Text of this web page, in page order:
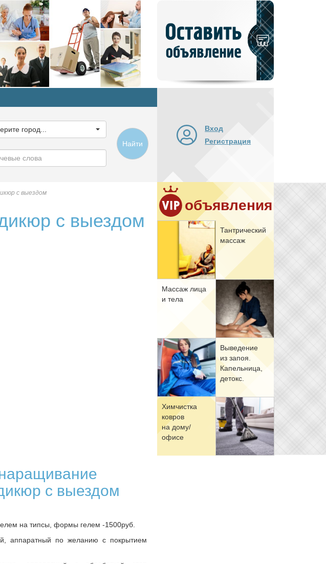
объявление
город...
Найти
Вход
Регистрация
объявления
Тан­три­че­ский
мас­саж
Мас­саж ли­ца
и те­ла
Вы­ве­де­ние
из за­поя.
Ка­пель­ни­ца,
де­токс.
Хим­чист­ка
ков­ров
на до­му/
офи­се
с выездом
с выездом
с выездом
на типсы, формы гелем -1500руб.
аппаратный по желанию с покрытием